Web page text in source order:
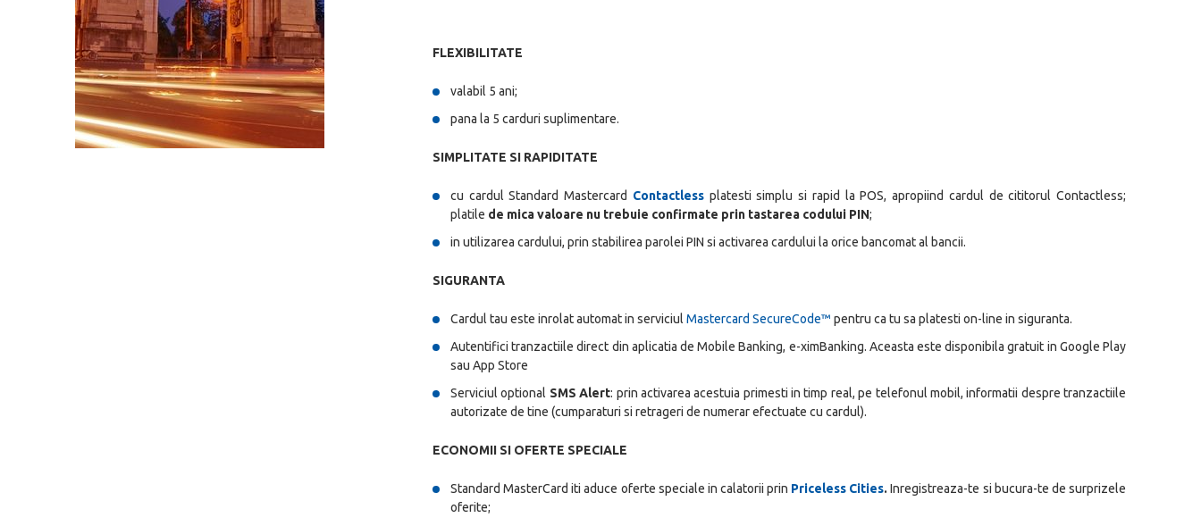
FLEXIBILITATE
valabil 5 ani;
pana la 5 carduri suplimentare.
SIMPLITATE SI RAPIDITATE
cu cardul Standard Mastercard Contactlessplatesti simplu si rapid la POS, apropiind cardul de cititorulContactless;
platile de mica valoare nu trebuie confirmate prin tastarea codului PIN;
in utilizarea cardului, prin stabilirea parolei PIN si activarea cardului la orice bancomat al bancii.
SIGURANTA
Cardul tau este inrolat automat in serviciul Mastercard SecureCode™ pentru ca tu sa platesti on-line in siguranta.
Autentifici tranzactiile direct din aplicatia de Mobile Banking, e-ximBanking. Aceasta este disponibila gratuit in Google Play
sau App Store
Serviciul optional SMS Alert: prin activarea acestuia primesti in timp real, pe telefonul mobil, informatii despre tranzactiile
autorizate de tine (cumparaturi si retrageri de numerar efectuate cu cardul).
ECONOMII SI OFERTE SPECIALE
Standard MasterCard iti aduce oferte speciale in calatorii prin Priceless Cities. Inregistreaza-te si bucura-te de surprizele
oferite;